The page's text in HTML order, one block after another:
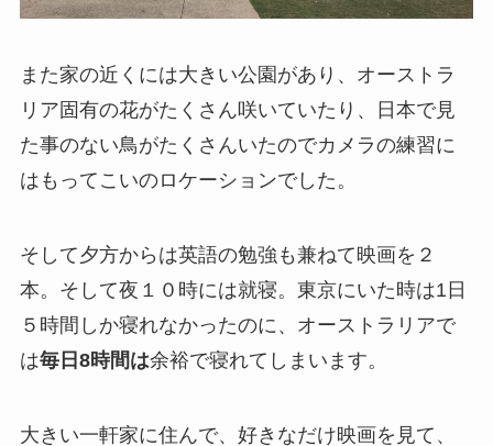
また家の近くには大きい公園があり、オーストラ
リア固有の花がたくさん咲いていたり、日本で見
た事のない鳥がたくさんいたのでカメラの練習に
はもってこいのロケーションでした。
そして夕方からは英語の勉強も兼ねて映画を２
本。そして夜１０時には就寝。東京にいた時は1日
５時間しか寝れなかったのに、オーストラリアで
は毎日8時間は余裕で寝れてしまいます。
大きい一軒家に住んで、好きなだけ映画を見て、